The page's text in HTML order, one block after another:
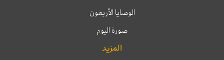
الوصايا الأربعون
صورة اليوم
المزيد